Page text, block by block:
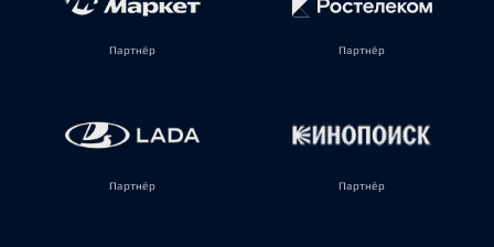
Партнёр Партнёр
Партнёр Партнёр